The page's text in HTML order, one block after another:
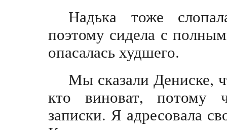
Надька тоже
поэтому сидела с
опасалась худшего.
Мы сказали Дениске,
кто виноват, потому
записки. Я адресовала